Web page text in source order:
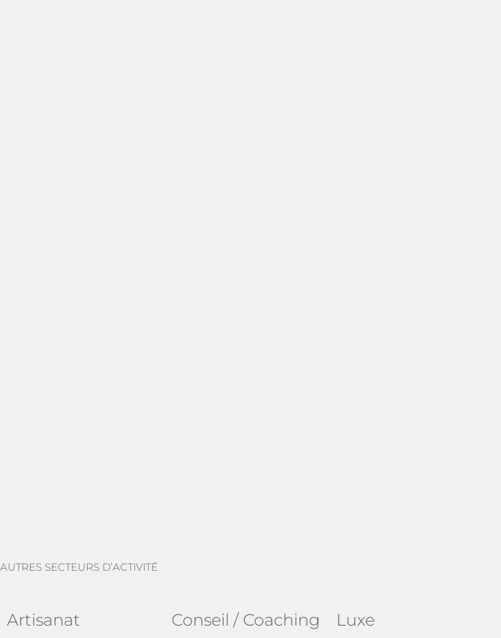
AUTRES SECTEURS D’ACTIVITÉ
Artisanat Conseil / Coaching Luxe